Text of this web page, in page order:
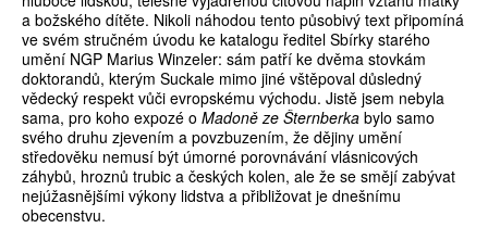
a božského dítěte. Nikoli náhodou tento působivý text připomíná
ve svém stručném úvodu ke katalogu ředitel Sbírky starého
umění NGP Marius Winzeler: sám patří ke dvěma stovkám
doktorandů, kterým Suckale mimo jiné vštěpoval důsledný
vědecký respekt vůči evropskému východu. Jistě jsem nebyla
sama, pro koho expozé o Madoně ze Šternberka bylo samo
svého druhu zjevením a povzbuzením, že dějiny umění
středověku nemusí být úmorné porovnávání vlásnicových
záhybů, hroznů trubic a českých kolen, ale že se smějí zabývat
nejúžasnějšími výkony ­lidstva a přibližovat je dnešnímu
obecenstvu.